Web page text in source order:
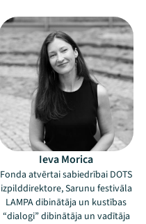
Ieva Morica
Fonda atvērtai sabiedrībai DOTS
izpilddirektore, Sarunu festivāla
LAMPA dibinātāja un kustības
“dialogi” dibinātāja un vadītāja